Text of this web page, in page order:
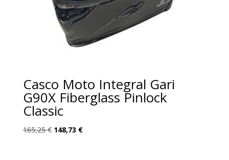
Casco Moto Integral Gari
G90X Fiberglass Pinlock
Classic
165,25€ El
148,73 €El